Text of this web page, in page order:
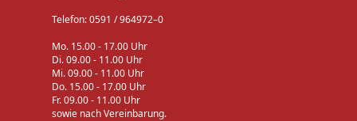
Telefon: 0591 / 964972–0
Mo. 15.00 - 17.00 Uhr
Di. 09.00 - 11.00 Uhr
Mi. 09.00 - 11.00 Uhr
Do. 15.00 - 17.00 Uhr
Fr. 09.00 - 11.00 Uhr
sowie nach Vereinbarung.